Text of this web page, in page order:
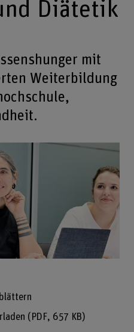
Diätetik
mit
Weiterbildung
(PDF, 657 KB)